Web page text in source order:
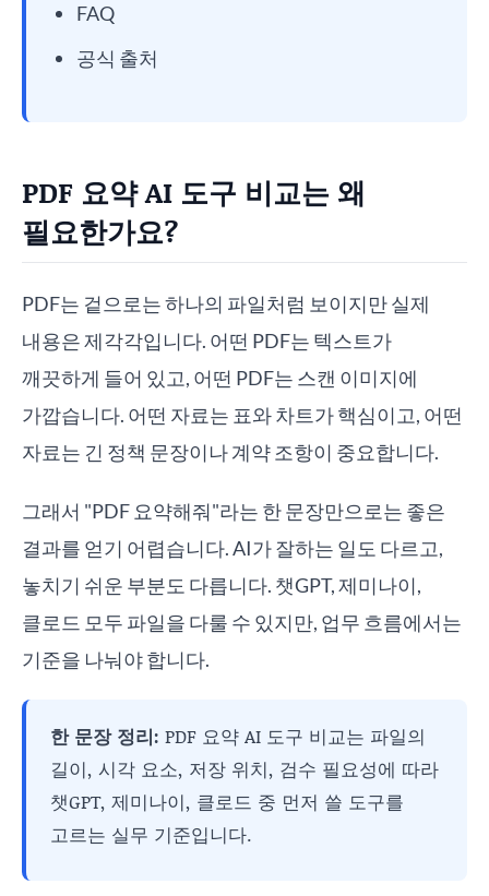
FAQ
공식 출처
PDF 요약 AI 도구 비교는 왜
필요한가요?
PDF는 겉으로는 하나의 파일처럼 보이지만 실제
내용은 제각각입니다. 어떤 PDF는 텍스트가
깨끗하게 들어 있고, 어떤 PDF는 스캔 이미지에
가깝습니다. 어떤 자료는 표와 차트가 핵심이고, 어떤
자료는 긴 정책 문장이나 계약 조항이 중요합니다.
그래서 "PDF 요약해줘"라는 한 문장만으로는 좋은
결과를 얻기 어렵습니다. AI가 잘하는 일도 다르고,
놓치기 쉬운 부분도 다릅니다. 챗GPT, 제미나이,
클로드 모두 파일을 다룰 수 있지만, 업무 흐름에서는
기준을 나눠야 합니다.
한 문장 정리: PDF 요약 AI 도구 비교는 파일의
길이, 시각 요소, 저장 위치, 검수 필요성에 따라
챗GPT, 제미나이, 클로드 중 먼저 쓸 도구를
고르는 실무 기준입니다.